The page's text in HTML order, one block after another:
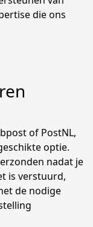
die ons
of PostNL,
optie.
nadat je
is verstuurd,
de nodige